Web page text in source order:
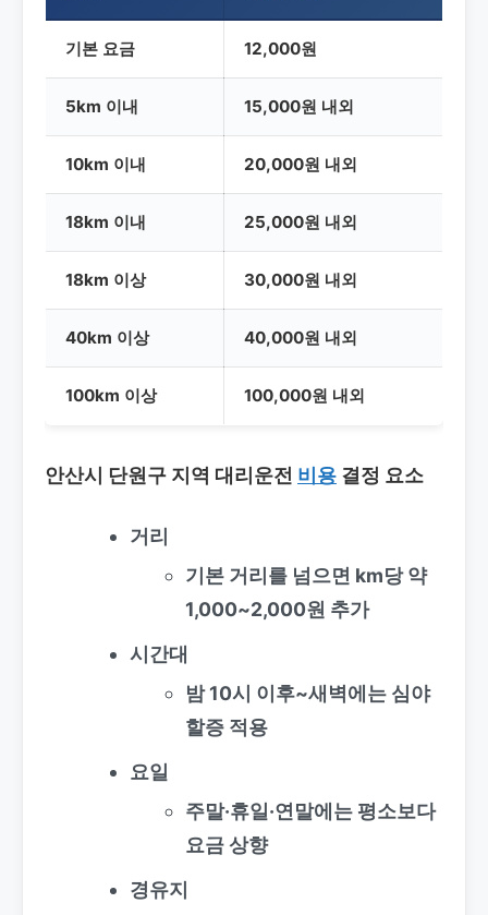
기본 요금 12,000원
5km 이내 15,000원 내외
10km 이내 20,000원 내외
18km 이내 25,000원 내외
18km 이상 30,000원 내외
40km 이상 40,000원 내외
100km 이상 100,000원 내외
안산시 단원구 지역 대리운전 비용 결정 요소
거리
기본 거리를 넘으면 km당 약
1,000~2,000원 추가
시간대
밤 10시 이후~새벽에는 심야
할증 적용
요일
주말·휴일·연말에는 평소보다
요금 상향
경유지